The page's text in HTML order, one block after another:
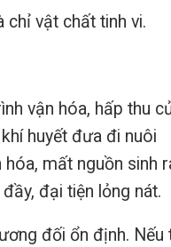
chỉ vật chất tinh vi.
vận hóa, hấp thu
huyết đưa đi nuôi
mất nguồn sinh
đại tiện lỏng nát.
đối ổn định. Nếu